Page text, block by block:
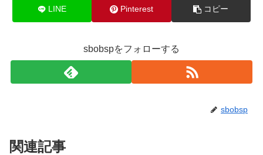
LINE Pinterest コピー
sbobspをフォローする
sbobsp
関連記事